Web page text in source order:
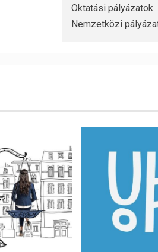
Oktatási pályázatok
Nemzetközi